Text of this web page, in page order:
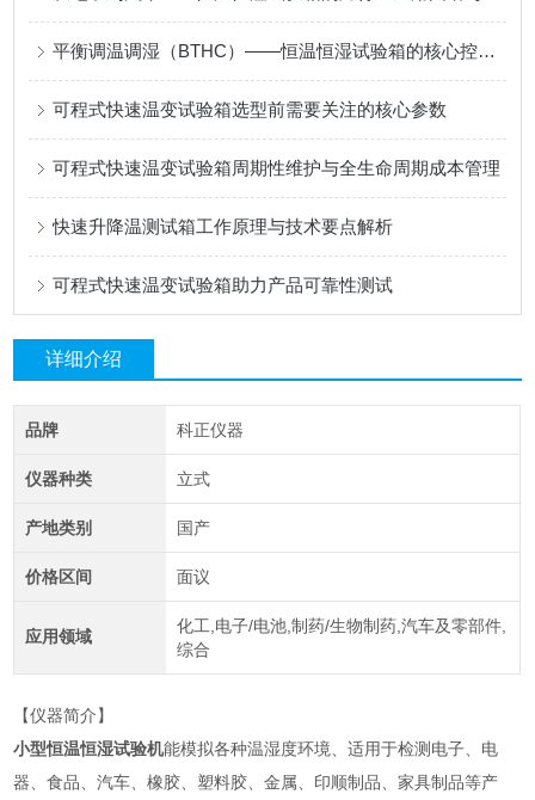
平衡调温调湿（BTHC）——恒温恒湿试验箱的核心控制逻辑
可程式快速温变试验箱选型前需要关注的核心参数
可程式快速温变试验箱周期性维护与全生命周期成本管理
快速升降温测试箱工作原理与技术要点解析
可程式快速温变试验箱助力产品可靠性测试
详细介绍
品牌 科正仪器
仪器种类 立式
产地类别 国产
价格区间 面议
应用领域
化工,电子/电池,制药/生物制药,汽车及零部件,
综合
【仪器简介】
小型恒温恒湿试验机能模拟各种温湿度环境、适用于检测电子、电
器、食品、汽车、橡胶、塑料胶、金属、印顺制品、家具制品等产